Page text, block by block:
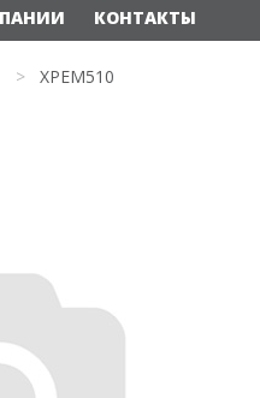
КОНТАКТЫ
> XPEM510